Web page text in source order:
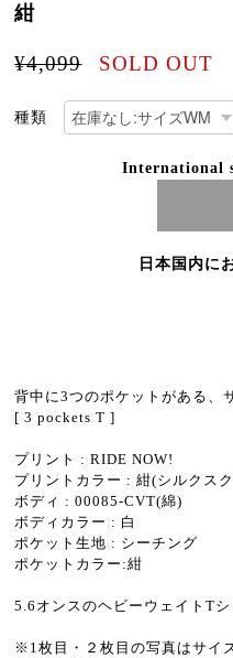
紺
¥4,099 SOLD OUT
種類
International
日本国内に
背中に3つのポケットがある、
[ 3 pockets T ]
プリント : RIDE NOW!
プリントカラー : 紺(シルクス
ボディ : 00085-CVT(綿)
ボディカラー : 白
ポケット生地 : シーチング
ポケットカラー:紺
5.6オンスのヘビーウェイトTシ
※1枚目・２枚目の写真はサイ